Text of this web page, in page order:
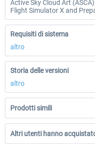
Active Sky Cloud Art
Flight Simulator X and
Requisiti di sistema
altro
Storia delle versioni
altro
Prodotti simili
Altri utenti hanno